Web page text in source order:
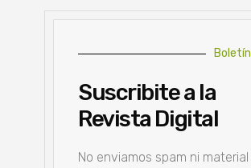
Boletín
Suscribite a la
Revista Digital
No enviamos spam ni material